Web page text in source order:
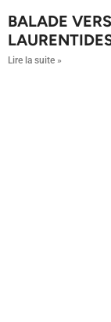
BALADE
Lire la suite »